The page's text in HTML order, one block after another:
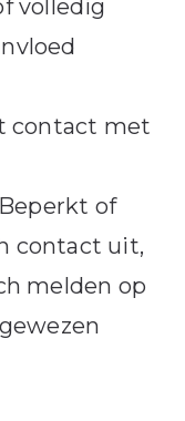
volledig
contact met
of
contact uit,
melden op